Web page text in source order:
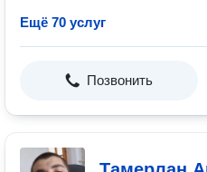
Ещё 70 услуг
Позвонить